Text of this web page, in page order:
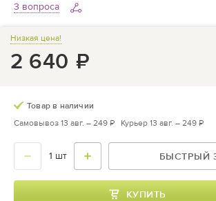
3 вопроса
Низкая цена!
2 640 ₽
Товар в наличии
Самовывоз 13 авг. – 249 ₽ Курьер 13 авг. – 249 ₽
БЫСТРЫЙ
КУПИТЬ